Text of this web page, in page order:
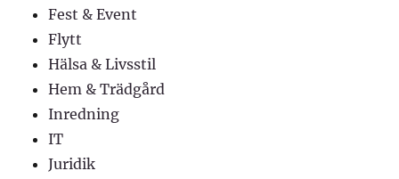
Fest & Event
Flytt
Hälsa & Livsstil
Hem & Trädgård
Inredning
IT
Juridik